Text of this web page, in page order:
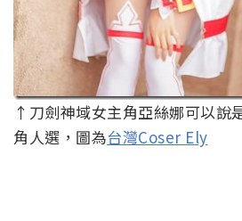
↑刀劍神域女主角亞絲娜可以說
角人選，圖為台灣Coser Ely